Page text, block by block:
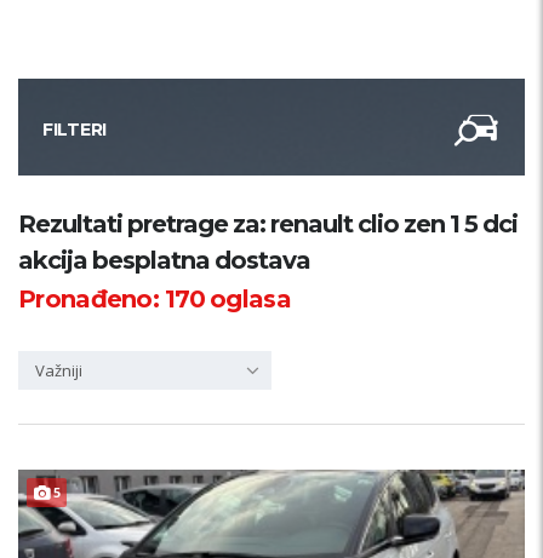
FILTERI
Kategorija
Županija
Rezultati pretrage za: renault clio zen 1 5 dci
akcija besplatna dostava
Pronađeno: 170oglasa
Važniji
5 POVOLJNO !